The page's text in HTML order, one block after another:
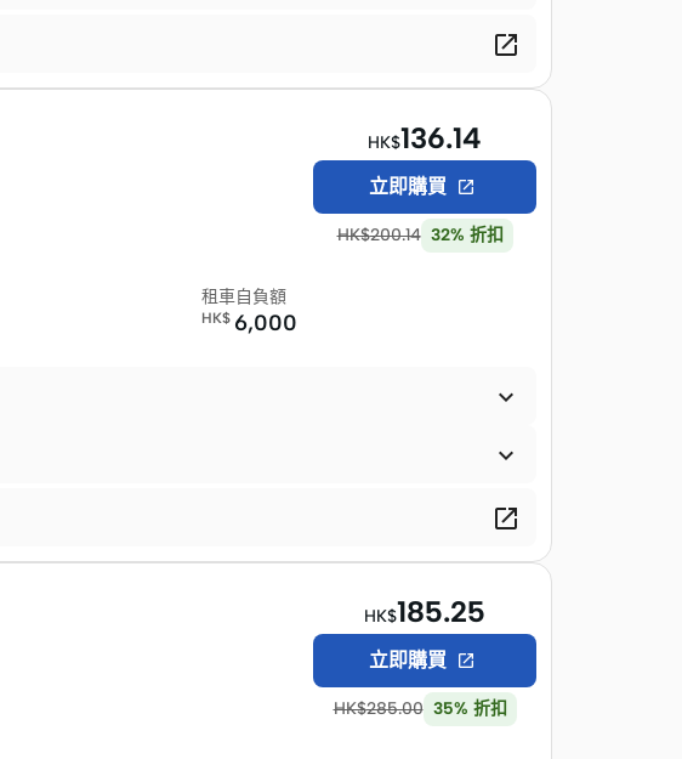

HK$136.14
立即購買 
HK$200.14 32% 折扣
租車自負額
HK$ 6,000



HK$185.25
立即購買 
HK$285.00 35% 折扣